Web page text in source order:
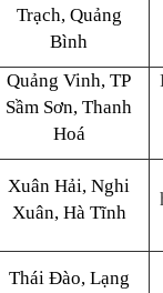
Trạch, Quảng
Bình
Quảng Vinh, TP
Sầm Sơn, Thanh
Hoá
Xuân Hải, Nghi
Xuân, Hà Tĩnh
Thái Đào, Lạng